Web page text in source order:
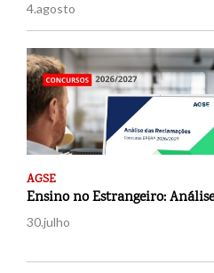
4.agosto
AGSE
Ensino no Estrangeiro:
30.julho